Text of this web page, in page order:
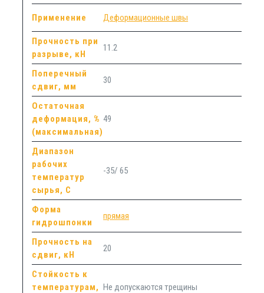
Применение Деформационные швы
Прочность при
разрыве, кН
11.2
Поперечный
сдвиг, мм
30
Остаточная
деформация, %
(максимальная)
49
Диапазон
рабочих
температур
сырья, С
-35/ 65
Форма
гидрошпонки
прямая
Прочность на
сдвиг, кН
20
Стойкость к
температурам, Не допускаются трещины